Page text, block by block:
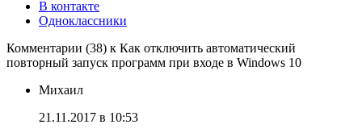
В контакте
Одноклассники
Комментарии (38) к Как отключить автоматический
повторный запуск программ при входе в Windows 10
Михаил
21.11.2017 в 10:53